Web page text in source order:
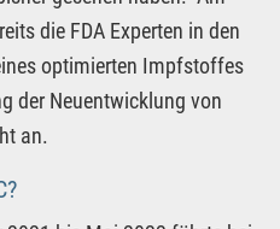
die FDA Experten in den
optimierten Impfstoffes
der Neuentwicklung von
an.